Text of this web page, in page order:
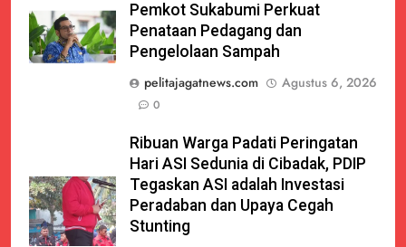
Pemkot Sukabumi Perkuat
Penataan Pedagang dan
Pengelolaan Sampah
pelitajagatnews.com
Agustus 6, 2026
0
Ribuan Warga Padati Peringatan
Hari ASI Sedunia di Cibadak, PDIP
Tegaskan ASI adalah Investasi
Peradaban dan Upaya Cegah
Stunting